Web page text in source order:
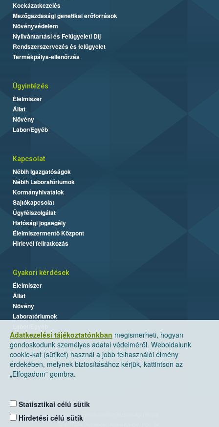
Adatkezelési tájékoztatónkban megismerheti, hogyan
gondoskodunk személyes adatai védelméről. Weboldalunk
cookie-kat (sütiket) használ a jobb felhasználói élmény
érdekében, melynek biztosításához kérjük, kattintson az
„Elfogadom” gombra.
Statisztikai célú sütik
Hirdetési célú sütik
Kockázatkezelés
Mezőgazdasági genetikai erőforrások
Növényvédelem
Nyilvántartási és Felügyeleti Díj
Rendszerszervezés és felügyelet
Termékpálya-ellenőrzés
Ügyintézés
Élelmiszer
Állat
Növény
Labor/Egyéb
Kapcsolat
Nébih Igazgatóságok
Nébih Laboratóriumok
Kormányhivatalok
Sajtókapcsolat
Ügyfélszolgálat
Hatósági jogsegély
Élelmiszermentő Központ
Hírlevél feliratkozás
Gyakori kérdések
Élelmiszer
Állat
Növény
Laboratóriumok
Nemzeti Élelmiszerlánc-biztonsági Hivatal